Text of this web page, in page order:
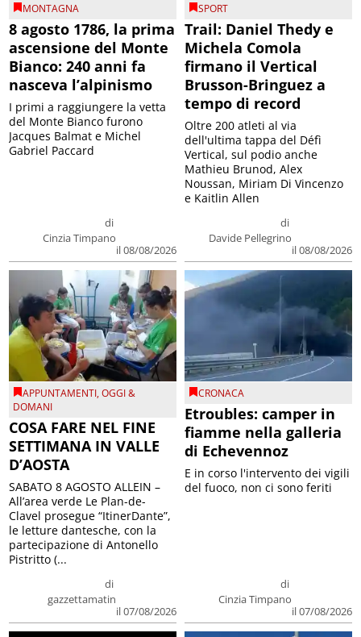
MONTAGNA
8 agosto 1786, la prima
ascensione del Monte
Bianco: 240 anni fa
nasceva l’alpinismo
di
Cinzia Timpano
il 08/08/2026
I primi a raggiungere la vetta
del Monte Bianco furono
Jacques Balmat e Michel
Gabriel Paccard
SPORT
Trail: Daniel Thedy e
Michela Comola
firmano il Vertical
Brusson-Bringuez a
tempo di record
di
Davide Pellegrino
il 08/08/2026
Oltre 200 atleti al via
dell'ultima tappa del Défì
Vertical, sul podio anche
Mathieu Brunod, Alex
Noussan, Miriam Di Vincenzo
e Kaitlin Allen
APPUNTAMENTI,OGGI &
DOMANI
COSA FARE NEL FINE
SETTIMANA IN VALLE
D’AOSTA
di
gazzettamatin
il 07/08/2026
SABATO 8 AGOSTO ALLEIN –
All’area verde Le Plan-de-
Clavel prosegue “ItinerDante”,
le letture dantesche, con la
partecipazione di Antonello
Pistritto (...
CRONACA
Etroubles: camper in
fiamme nella galleria
di Echevennoz
di
Cinzia Timpano
il 07/08/2026
E in corso l'intervento dei vigili
del fuoco, non ci sono feriti